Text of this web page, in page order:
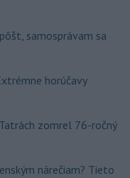
samosprávam sa
horúčavy
zomrel 76-ročný
nárečiam? Tieto